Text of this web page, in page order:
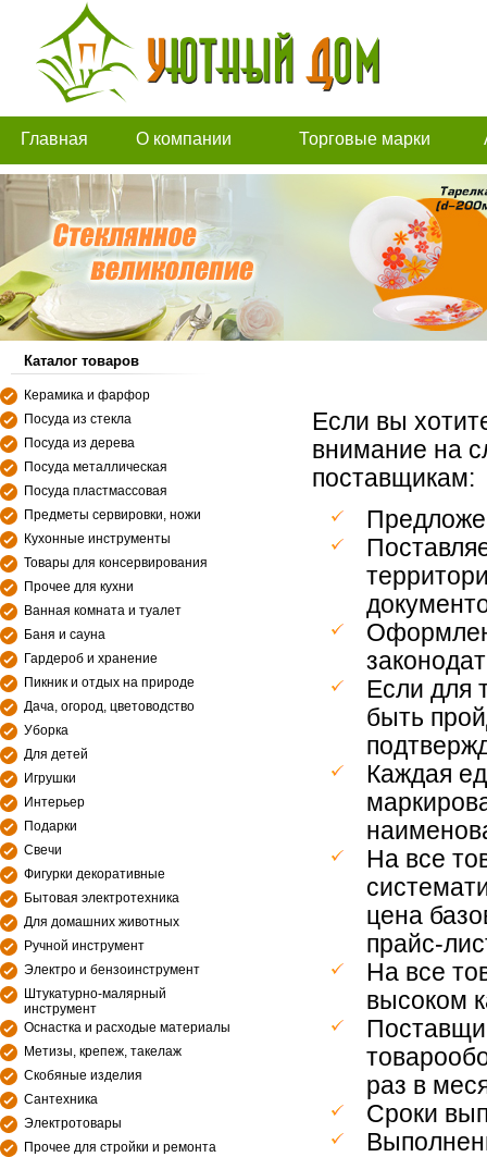
Главная О компании Торговые марки
Каталог товаров
Керамика и фарфор
Посуда из стекла
Посуда из дерева
Посуда металлическая
Посуда пластмассовая
Предметы сервировки, ножи
Кухонные инструменты
Товары для консервирования
Прочее для кухни
Ванная комната и туалет
Баня и сауна
Гардероб и хранение
Пикник и отдых на природе
Дача, огород, цветоводство
Уборка
Для детей
Игрушки
Интерьер
Подарки
Свечи
Фигурки декоративные
Бытовая электротехника
Для домашних животных
Ручной инструмент
Электро и бензоинструмент
Штукатурно-малярный
инструмент
Оснастка и расходые материалы
Метизы, крепеж, такелаж
Скобяные изделия
Сантехника
Электротовары
Прочее для стройки и ремонта
Если вы
внимание на
поставщикам:
Если для
быть
Каждая
На все
цена
прайс-
На все
высоком
раз в
Сроки